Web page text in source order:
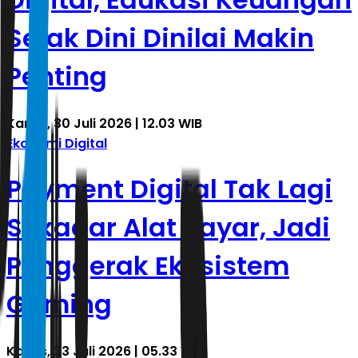
Sejak Dini Dinilai Makin
Penting
Kamis, 30 Juli 2026 | 12.03 WIB
Ekonomi Digital
Payment Digital Tak Lagi
Sekadar Alat Bayar, Jadi
Penggerak Ekosistem
Gaming
Kamis, 23 Juli 2026 | 05.33 WIB